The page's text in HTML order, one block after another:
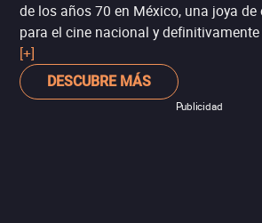
de los años 70 en México, una joya
para el cine nacional y
exponentes en la última década. Tanto
barrió en los Premios Ariel de 2017
incluyendo las más codiciadas: Mejor
[+]
DESCUBRE MÁS
Publicidad